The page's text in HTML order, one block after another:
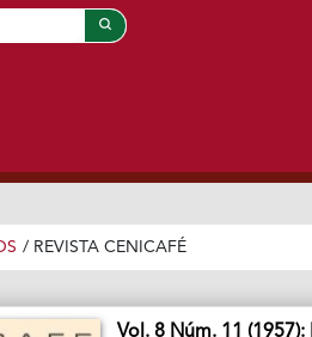
/ REVISTA CENICAFÉ
Vol. 8 Núm. 11 (1957):